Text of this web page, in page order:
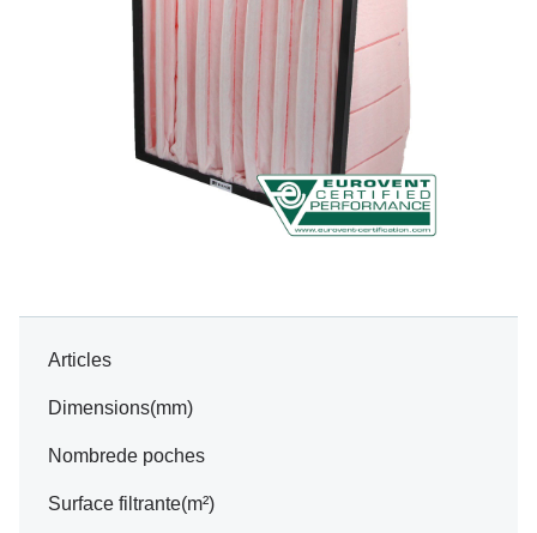
Articles
Dimensions(mm)
Nombrede poches
Surface filtrante(m²)